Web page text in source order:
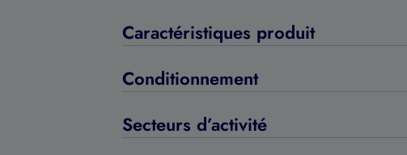
Caractéristiques produit
Conditionnement
Secteurs d’activité